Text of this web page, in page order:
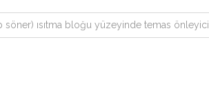
söner) ısıtma bloğu yüzeyinde temas önleyici